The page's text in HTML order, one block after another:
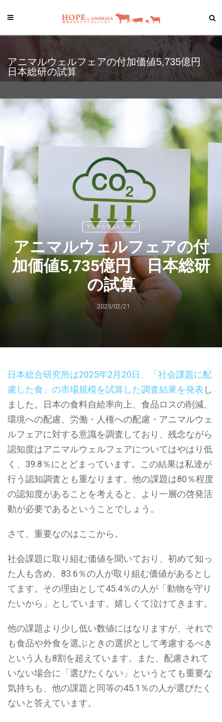
アニマルウェルフェアの付加価値5,735億円
日本総研の試算
アニマルウェルフェア
アニマルウェルフェアの付
加価値5,735億円 日本総研
の試算
2025/02/21
日本総合研究所は2025年2月20日、「社会課題に配
慮した食」の市場規模を試算した調査結果を発表 し
ました。日本の食料自給率向上、食品ロスの削減、
環境への配慮、労働・人権への配慮・アニマルウェ
ルフェアに対する意識を調査しており、残念ながら
認知度はアニマルウェルフェアについてはやはり低
く、39.8％にとどまっています。この結果は私達が
行う認知調査とも重なります。他の課題は80％程度
の認知度があることを考えると、より一層の啓発活
動が必要であるということでしょう。
さて、重要なのはここから。
社会課題に取り組む価値を聞いており、初めて知っ
た人も含め、83.6％の人が取り組む価値があるとし
てます。その理由として45.4％の人が「動物を守り
たいから」としています。嬉しくて泣けてきます。
他の課題より少し低い数値にはなりますが、それで
も食品や外食を選ぶときの選択として考慮するべき
という人も8割を超えています。また、配慮されて
いない場合に「選びたくない」というとても重要な
気持ちも、他の課題と同等の45.1％の人が選びたく
ないと答えています。